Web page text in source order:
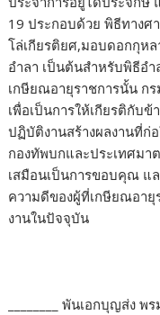
19 ประกอบด้วย พิธีทางศ
โล่เกียรติยศ,มอบดอกกุห
อำลา เป็นต้นสำหรับพิธีอ
เกษียณอายุราชการนั้น ก
เพื่อเป็นการให้เกียรติกับ
ปฏิบัติงานสร้างผลงานที่ก่
กองทัพบกและประเทศม
เสมือนเป็นการขอบคุณ แ
ความดีของผู้ที่เกษียณอา
งานในปัจจุบัน
________ พันเอกบุญส่ง